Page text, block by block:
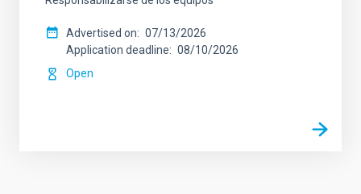
Advertised on
07/13/2026
Application deadline
08/10/2026
Open